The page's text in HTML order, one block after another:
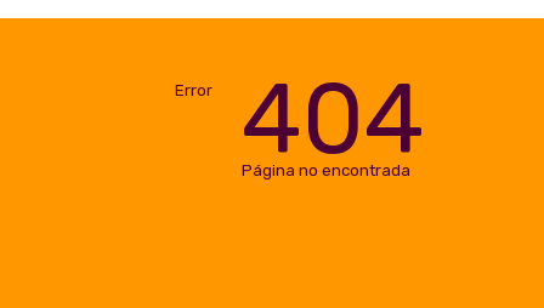
Error 404
Página no encontrada